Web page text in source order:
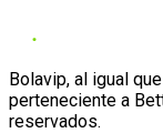
Bolavip, al igual
perteneciente a
reservados.